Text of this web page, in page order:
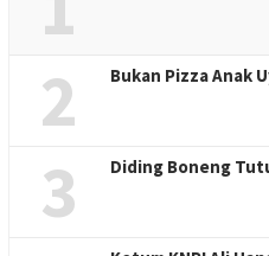
2 Bukan Pizza Anak
3 Diding Boneng